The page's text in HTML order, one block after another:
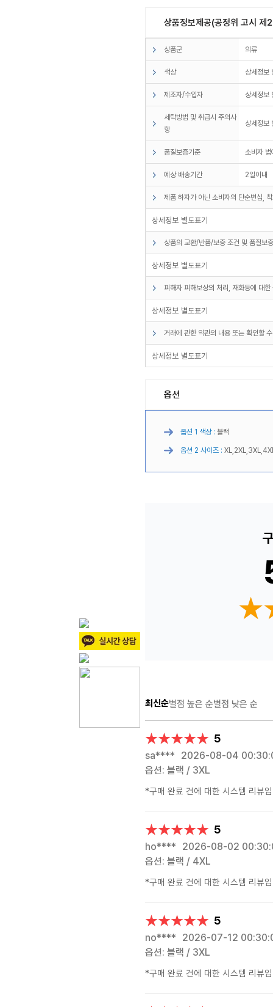
상품정보제공(공정위 고시
상품군 의류
색상 상세정보
제조자/수입자 상세정보
세탁방법 및 취급시 주의사
항
상세정보
품질보증기준 소비자
예상 배송기간 2일이내
제품 하자가 아닌 소비자의 단순변심,
상세정보 별도표기
상품의 교환/반품/보증 조건 및 품질보
상세정보 별도표기
피해자 피해보상의 처리, 재화등에 대
상세정보 별도표기
거래에 관한 약관의 내용 또는 확인할
상세정보 별도표기
옵션
옵션 1 색상 : 블랙
옵션 2 사이즈 :
최신순별점 높은 순별점 낮은 순
★★★★★
★★★★★ 5
sa**** 2026-08-04
옵션: 블랙 / 3XL
*구매 완료 건에 대한 시스템 리뷰
★★★★★
★★★★★ 5
ho**** 2026-08-02
옵션: 블랙 / 4XL
*구매 완료 건에 대한 시스템 리뷰
★★★★★
★★★★★ 5
no**** 2026-07-12
옵션: 블랙 / 3XL
*구매 완료 건에 대한 시스템 리뷰